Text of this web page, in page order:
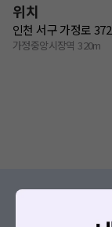
위치
인천 서구 가정로 372
가정중앙시장역 320m